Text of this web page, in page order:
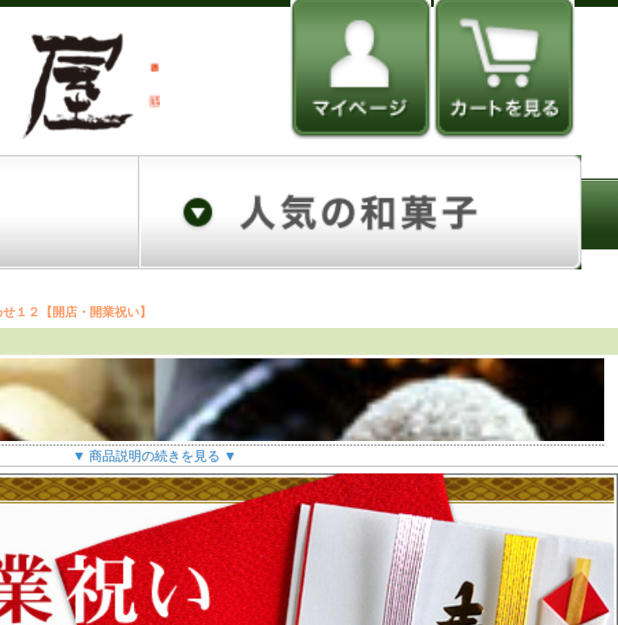
１２【開店・開業祝い】
▼ 商品説明の続きを見る ▼